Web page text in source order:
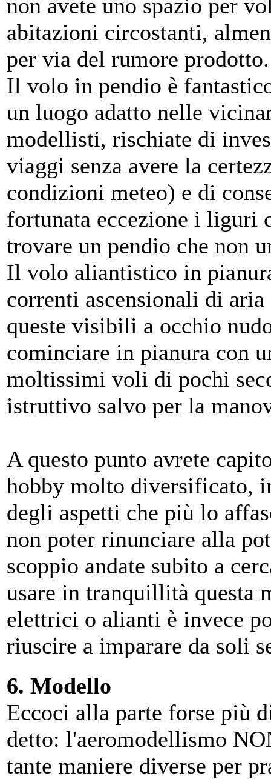
non avete uno spazio per
abitazioni circostanti,
per via del rumore prodotto.
Il volo in pendio è
un luogo adatto nelle
modellisti, rischiate di
viaggi senza avere la
condizioni meteo) e di
fortunata eccezione i liguri
trovare un pendio che non
Il volo aliantistico in
correnti ascensionali di
queste visibili a occhio
cominciare in pianura con
moltissimi voli di pochi
istruttivo salvo per la
A questo punto avrete
hobby molto diversificato,
degli aspetti che più lo
non poter rinunciare alla
scoppio andate subito a
usare in tranquillità questa
elettrici o alianti è invece
riuscire a imparare da soli
6. Modello
Eccoci alla parte forse più
detto: l'aeromodellismo
tante maniere diverse per